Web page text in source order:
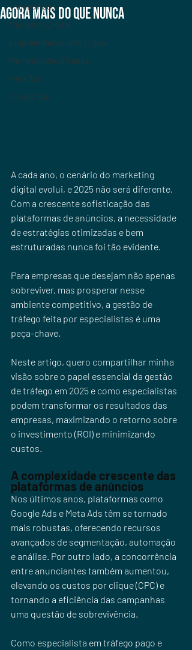
Tráfego Pago
Marketing Digital
Empreendedorismo Digital
Marketing de Afiliados
Meta Ads
Google Ads
agora mais do que nunca
A cada ano, o cenário do marketing
digital evolui, e 2025 não será diferente.
Com a crescente sofisticação das
plataformas de anúncios, a necessidade
de estratégias otimizadas e bem
estruturadas nunca foi tão evidente.
Para empresas que desejam não apenas
sobreviver, mas prosperar nesse
ambiente competitivo, a gestão de
tráfego feita por especialistas é uma
peça-chave.
Neste artigo, quero compartilhar minha
visão sobre o papel essencial da gestão
de tráfego em 2025 e como especialistas
podem transformar os resultados das
empresas, maximizando o retorno sobre
o investimento (ROI) e minimizando
custos.
A complexidade crescente das
plataformas de anúncios
Nos últimos anos, plataformas como
Google Ads e Meta Ads têm se tornado
mais robustas, oferecendo recursos
avançados de segmentação, automação
e análise. Por outro lado, a concorrência
entre anunciantes também aumentou,
elevando os custos por clique (CPC) e
tornando a eficiência das campanhas
uma questão de sobrevivência.
Como especialista em tráfego pago e